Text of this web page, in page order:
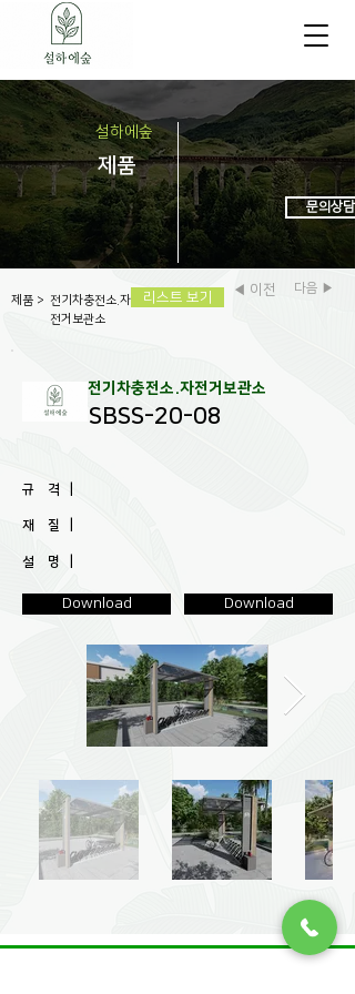
설하에숲
제품
문의상
제품 > 전기차충전소.자
전거보관소
리스트 보기 ◀ 이전 다음 ▶
전기차충전소.자전거보관소
SBSS-20-08
규 격 |
재 질 |
설 명 |
Download Download